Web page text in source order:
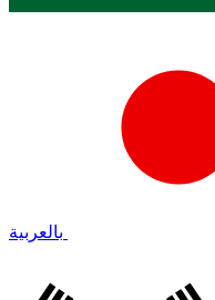
بالعربية